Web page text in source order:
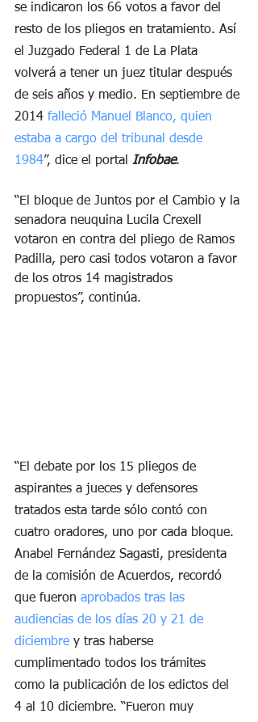
se indicaron los 66 votos a favor del
resto de los pliegos en tratamiento. Así
el Juzgado Federal 1 de La Plata
volverá a tener un juez titular después
de seis años y medio. En septiembre de
2014 falleció Manuel Blanco, quien
estaba a cargo del tribunal desde
1984”, dice el portal Infobae.
“El bloque de Juntos por el Cambio y la
senadora neuquina Lucila Crexell
votaron en contra del pliego de Ramos
Padilla, pero casi todos votaron a favor
de los otros 14 magistrados
propuestos”, continúa.
“El debate por los 15 pliegos de
aspirantes a jueces y defensores
tratados esta tarde sólo contó con
cuatro oradores, uno por cada bloque.
Anabel Fernández Sagasti, presidenta
de la comisión de Acuerdos, recordó
que fueron aprobados tras las
audiencias de los días 20 y 21 de
diciembre y tras haberse
cumplimentado todos los trámites
como la publicación de los edictos del
4 al 10 diciembre. “Fueron muy